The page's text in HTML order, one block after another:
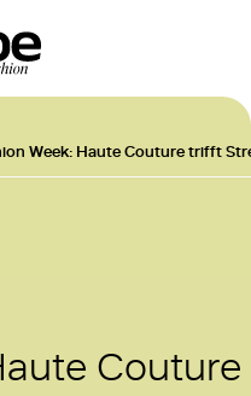
Week: Haute Couture trifft